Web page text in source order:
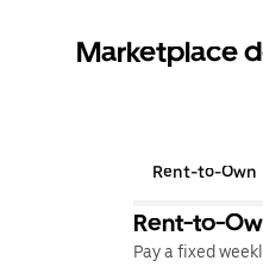
Marketplace
Rent-to-Own
Rent-to-
Pay a fixed